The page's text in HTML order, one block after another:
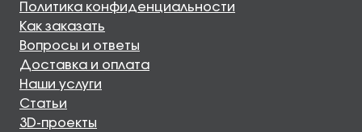
Политика конфиденциальности
Как заказать
Вопросы и ответы
Доставка и оплата
Наши услуги
Статьи
3D-проекты